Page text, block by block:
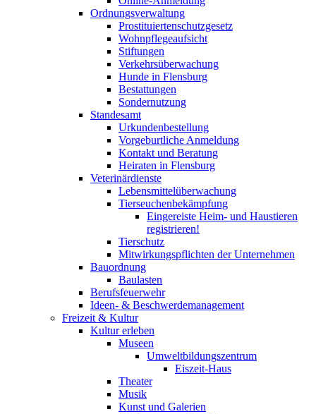
Ordnungsverwaltung
Prostituiertenschutzgesetz
Wohnpflegeaufsicht
Stiftungen
Verkehrsüberwachung
Hunde in Flensburg
Bestattungen
Sondernutzung
Standesamt
Urkundenbestellung
Vorgeburtliche Anmeldung
Kontakt und Beratung
Heiraten in Flensburg
Veterinärdienste
Lebensmittelüberwachung
Tierseuchenbekämpfung
Eingereiste Heim- und Haustieren
registrieren!
Tierschutz
Mitwirkungspflichten der Unternehmen
Bauordnung
Baulasten
Berufsfeuerwehr
Ideen- & Beschwerdemanagement
Freizeit & Kultur
Kultur erleben
Museen
Umweltbildungszentrum
Eiszeit-Haus
Theater
Musik
Kunst und Galerien